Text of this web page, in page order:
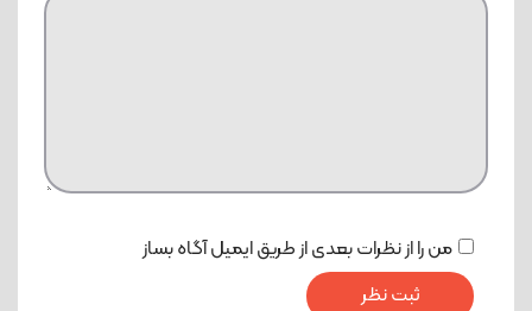
من را از نظرات بعدی از طریق ایمیل آگاه بساز